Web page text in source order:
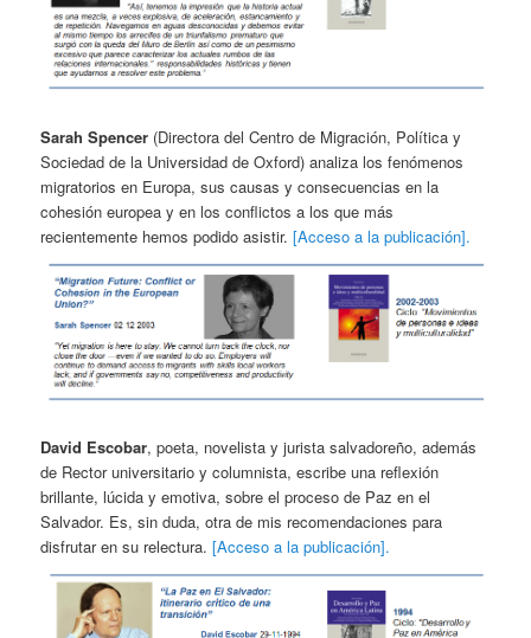
Sarah Spencer (Directora del Centro de Migración, Política y
Sociedad de la Universidad de Oxford) analiza los fenómenos
migratorios en Europa, sus causas y consecuencias en la
cohesión europea y en los conflictos a los que más
recientemente hemos podido asistir.[Acceso a la publicación].
David Escobar, poeta, novelista y jurista salvadoreño, además
de Rector universitario y columnista, escribe una reflexión
brillante, lúcida y emotiva, sobre el proceso de Paz en el
Salvador. Es, sin duda, otra de mis recomendaciones para
disfrutar en su relectura.[Acceso a la publicación].